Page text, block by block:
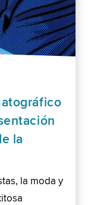
la
la moda y